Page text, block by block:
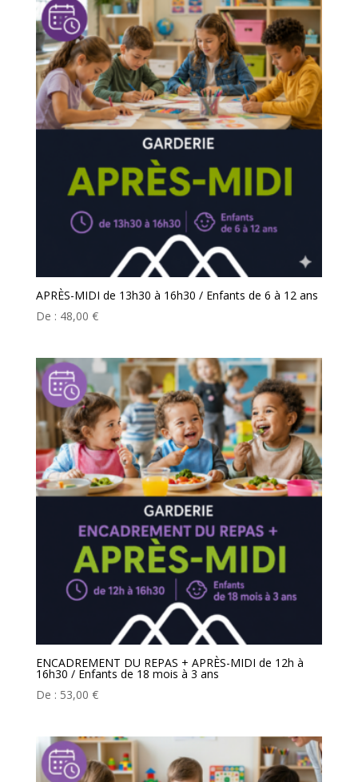
APRÈS-MIDI de 13h30 à 16h30 / Enfants de 6 à 12 ans
De : 48,00 €
ENCADREMENT DU REPAS + APRÈS-MIDI de 12h à
16h30 / Enfants de 18 mois à 3 ans
De : 53,00 €